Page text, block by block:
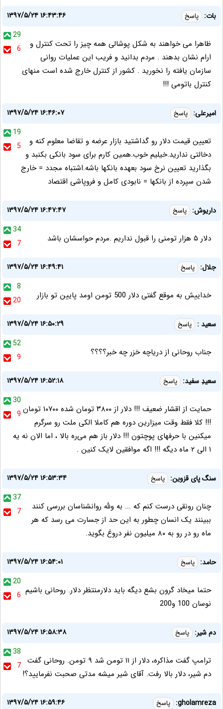
بات: پاسخ
۱۳۹۷/۵/۲۴ ۱۶:۴۳:۴۶
29
6
ظاهرا می خواهند به شکل پوشالی همه چیز را تحت کنترل و
ارام نشان بدهند . مردم بدانید و فریب این عملیات روانی
سازمان یافته را نخورید . کشور از کنترل خارج شده است منهای
کنترل باتومی !!!
امیرعلی: پاسخ
۱۳۹۷/۵/۲۴ ۱۶:۴۶:۰۷
19
5
تعیین قیمت دلار رو گداشتید بازار عرضه و تقاضا معلوم کنه و
دخالتی ندارید.خیلیم خوب.همین کارم برای سود بانکی بکنبد و
بگذارید تعیین نرخ سود بعهده بانکها باشه.اشتباه مجدد = خارج
شدن سپرده از بانکها = نابودی کامل و فروپاشی اقتصاد
داریوش: پاسخ
۱۳۹۷/۵/۲۴ ۱۶:۴۷:۴۷
34
7
دلار ۵ هزار تومنی را قبول نداریم .مردم حواسشان باشد
جلال: پاسخ
۱۳۹۷/۵/۲۴ ۱۶:۴۹:۴۱
8
20
خداییش به موقع گفتی دلار 500 تومن اومد پایین تو بازار
سعید : پاسخ
۱۳۹۷/۵/۲۴ ۱۶:۵۰:۲۹
52
9
جناب روحانی از دریاچه خزر چه خبر؟؟؟؟
سعیدِ سفید: پاسخ
۱۳۹۷/۵/۲۴ ۱۶:۵۲:۱۸
30
9 حمایت از اقشار ضعیف !!! دلار از ۳۸۰۰ تومان شده ۱۰۷۰۰ تومان
!!! کلا فقط وقت میزارین دوره هم کاملا الکی ملت رو سرگرم
میکنین با حرفهای پوچتون !!! دلار باز هم می‌ره بالا ، اما الان نه یه
۱ الی ۲ ماه دیگه !!! اگه موافقین لایک کنین .
سنگ پای قزوین: پاسخ
۱۳۹۷/۵/۲۴ ۱۶:۵۳:۳۴
37
7
چنان رونقی درست کنم که ... به ولله روانشناسان بررسی کنند
ببینند یک انسان چطور به این حد از جسارت می رسد که هر
ماه رو در رو به ۸۰ میلیون نفر دروغ بگوید.
حامد: پاسخ
۱۳۹۷/۵/۲۴ ۱۶:۵۴:۰۱
20
6 حتما میخاد گرون بشع دیگه باید دلارمنتظر دلار. روحانی باشیم
نوسان 100 و200
دم شیر: پاسخ
۱۳۹۷/۵/۲۴ ۱۶:۵۸:۳۸
38
7 ترامپ گفت مذاکره، دلار از ۱۱ تومن شد ۹ تومن. روحانی گفت
دم شیر، دلار بالا رفت. آقای شیر میشه مدتی صحبت نفرمایید؟!
gholamreza: پاسخ
۱۳۹۷/۵/۲۴ ۱۶:۵۹:۴۶